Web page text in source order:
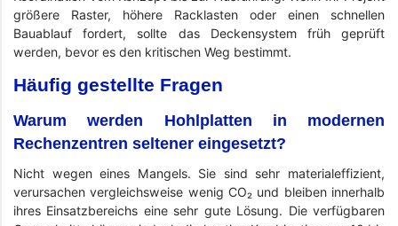
größere Raster, höhere Racklasten oder einen schnellen
Bauablauf fordert, sollte das Deckensystem früh geprüft
werden, bevor es den kritischen Weg bestimmt.
Häufig gestellte Fragen
Warum werden Hohlplatten in modernen
Rechenzentren seltener eingesetzt?
Nicht wegen eines Mangels. Sie sind sehr materialeffizient,
verursachen vergleichsweise wenig CO₂ und bleiben innerhalb
ihres Einsatzbereichs eine sehr gute Lösung. Die verfügbaren